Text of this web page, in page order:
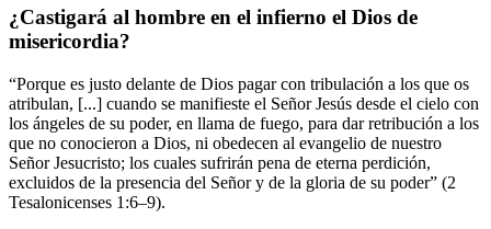
¿Castigará al hombre en el infierno el Dios de
misericordia?
“Porque es justo delante de Dios pagar con tribulación a los que os
atribulan, [...] cuando se manifieste el Señor Jesús desde el cielo con
los ángeles de su poder, en llama de fuego, para dar retribución a los
que no conocieron a Dios, ni obedecen al evangelio de nuestro
Señor Jesucristo; los cuales sufrirán pena de eterna perdición,
excluidos de la presencia del Señor y de la gloria de su poder” (2
Tesalonicenses 1:6–9).